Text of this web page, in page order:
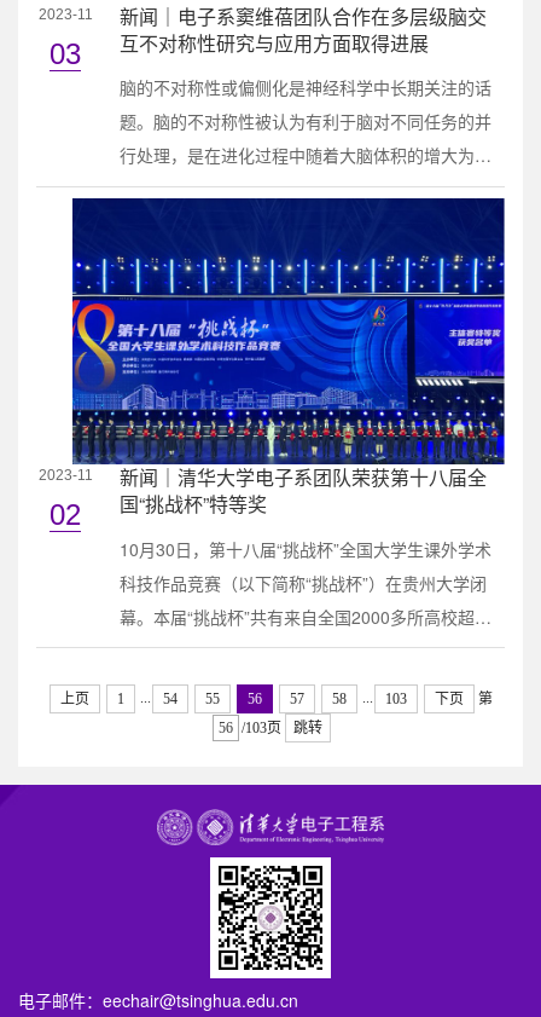
2023-11
03
新闻｜电子系窦维蓓团队合作在多层级脑交
互不对称性研究与应用方面取得进展
脑的不对称性或偏侧化是神经科学中长期关注的话
题。脑的不对称性被认为有利于脑对不同任务的并
行处理，是在进化过程中随着大脑体积的增大为避
免半球之间过度的传导延迟的自然选择；而卒中等
能损害相关。人体几乎所有复杂的行为都涉及脑的
不同区域动态协调和多层级的交互。然而，目前对
于脑多层级交互不对称性的研究缺乏系统性的分析
方法。在临床上，卒中等脑损伤患者在进行康复
训....
2023-11
02
新闻｜清华大学电子系团队荣获第十八届全
国“挑战杯”特等奖
10月30日，第十八届“挑战杯”全国大学生课外学术
科技作品竞赛（以下简称“挑战杯”）在贵州大学闭
幕。本届“挑战杯”共有来自全国2000多所高校超过
200万大学生参加，参赛作品项目涵盖机械与控制、
信息技术、生命科学、能源化工、数理、发展成
就、文明文化、美丽中国、民生福祉、中国之治，
学者组成了竞赛评审委员会，对参赛作品进行了细
致严格的评审。清华大学电子工程系生物光子...
上页 1 ... 54 55 56 57 58 ... 103 下页
第
/103页
跳转
电子邮件： eechair@tsinghua.edu.cn